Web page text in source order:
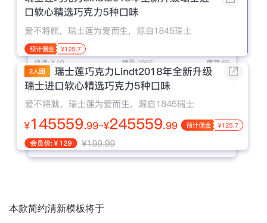
本款简约清新模板将于